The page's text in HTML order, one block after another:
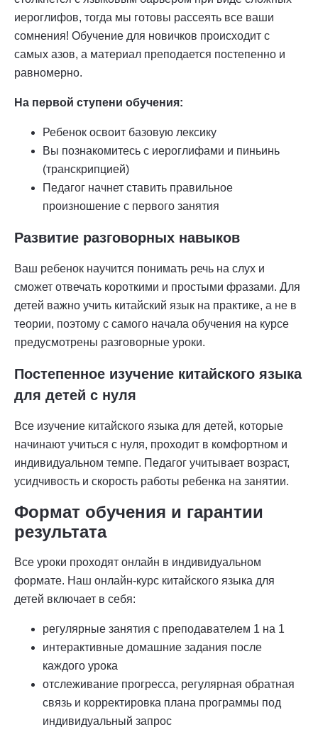
иероглифов, тогда мы готовы рассеять все ваши
сомнения! Обучение для новичков происходит с
самых азов, а материал преподается постепенно и
равномерно.
На первой ступени обучения:
Ребенок освоит базовую лексику
Вы познакомитесь с иероглифами и пиньинь
(транскрипцией)
Педагог начнет ставить правильное
произношение с первого занятия
Развитие разговорных навыков
Ваш ребенок научится понимать речь на слух и
сможет отвечать короткими и простыми фразами. Для
детей важно учить китайский язык на практике, а не в
теории, поэтому с самого начала обучения на курсе
предусмотрены разговорные уроки.
Постепенное изучение китайского языка
для детей с нуля
Все изучение китайского языка для детей, которые
начинают учиться с нуля, проходит в комфортном и
индивидуальном темпе. Педагог учитывает возраст,
усидчивость и скорость работы ребенка на занятии.
Формат обучения и гарантии
результата
Все уроки проходят онлайн в индивидуальном
формате. Наш онлайн-курс китайского языка для
детей включает в себя:
регулярные занятия с преподавателем 1 на 1
интерактивные домашние задания после
каждого урока
отслеживание прогресса, регулярная обратная
связь и корректировка плана программы под
индивидуальный запрос